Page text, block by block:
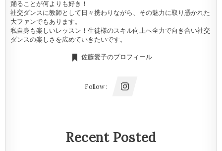
踊ることが何よりも好き！
社交ダンスに教師として日々携わりながら、その魅力に取り憑かれた
大ファンでもあります。
私自身も楽しいレッスン！生徒様のスキル向上へ全力で向き合い社交
ダンスの楽しさを広めていきたいです。
佐藤愛子のプロフィール
Follow :
Recent Posted